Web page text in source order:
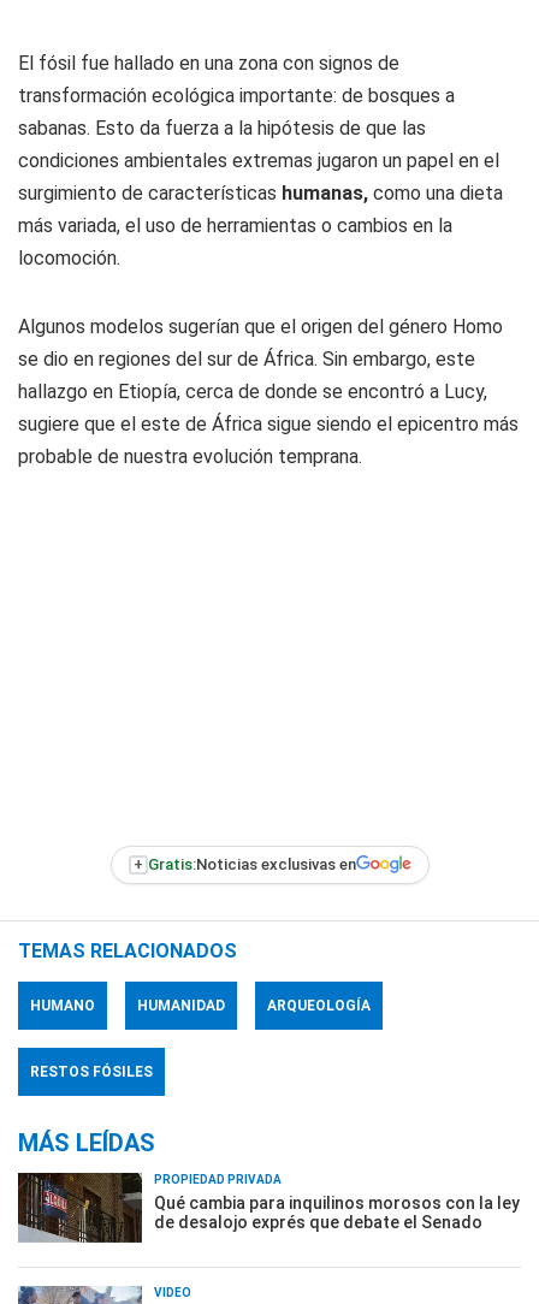
El fósil fue hallado en una zona con signos de
transformación ecológica importante: de bosques a
sabanas. Esto da fuerza a la hipótesis de que las
condiciones ambientales extremas jugaron un papel en el
surgimiento de características humanas, como una dieta
más variada, el uso de herramientas o cambios en la
locomoción.
Algunos modelos sugerían que el origen del género Homo
se dio en regiones del sur de África. Sin embargo, este
hallazgo en Etiopía, cerca de donde se encontró a Lucy,
sugiere que el este de África sigue siendo el epicentro más
probable de nuestra evolución temprana.
+ Gratis:Noticias exclusivas en
TEMAS RELACIONADOS
HUMANO HUMANIDAD ARQUEOLOGÍA
RESTOS FÓSILES
MÁS LEÍDAS
PROPIEDAD PRIVADA
Qué cambia para inquilinos morosos con la ley
de desalojo exprés que debate el Senado
VIDEO